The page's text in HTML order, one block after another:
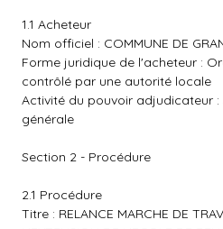
1.1 Acheteur
Nom officiel : COMMUNE DE
Forme juridique de l'acheteur :
contrôlé par une autorité locale
Activité du pouvoir adjudicateur
générale
Section 2 - Procédure
2.1 Procédure
Titre : RELANCE MARCHE DE